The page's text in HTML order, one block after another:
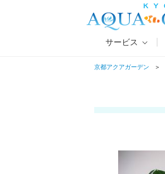
サービス
京都アクアガーデン